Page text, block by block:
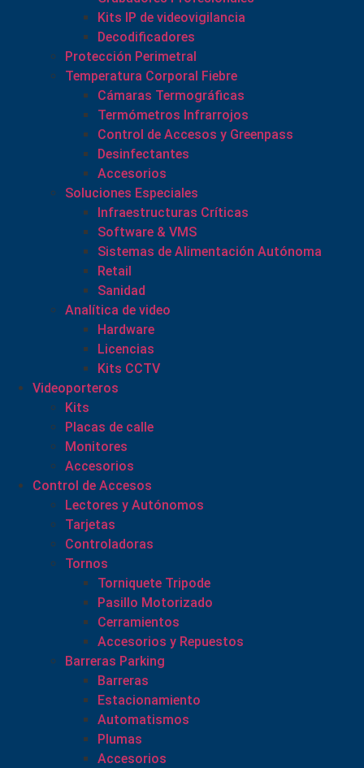
Kits IP de videovigilancia
Decodificadores
Protección Perimetral
Temperatura Corporal Fiebre
Cámaras Termográficas
Termómetros Infrarrojos
Control de Accesos y Greenpass
Desinfectantes
Accesorios
Soluciones Especiales
Infraestructuras Críticas
Software & VMS
Sistemas de Alimentación Autónoma
Retail
Sanidad
Analítica de video
Hardware
Licencias
Kits CCTV
Videoporteros
Kits
Placas de calle
Monitores
Accesorios
Control de Accesos
Lectores y Autónomos
Tarjetas
Controladoras
Tornos
Torniquete Tripode
Pasillo Motorizado
Cerramientos
Accesorios y Repuestos
Barreras Parking
Barreras
Estacionamiento
Automatismos
Plumas
Accesorios